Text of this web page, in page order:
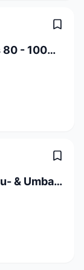
Servicetechniker für Silos 80 - 100% (m/w/d)
Elektroinstallateur EFZ Neu- & Umbauten 80 - 100% (m/w/d)